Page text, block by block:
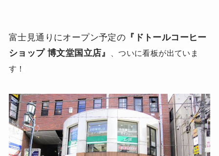
富士見通りにオープン予定の 『ドトールコーヒー
ショップ 博文堂国立店』
、ついに看板が出ていま
す！